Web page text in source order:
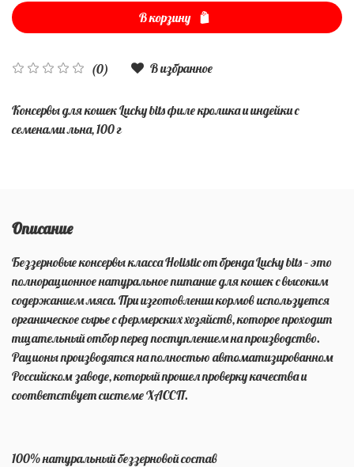
(0) В избранное
В корзину
Консервы для кошек Lucky bits филе кролика и индейки с
семенами льна, 100 г
Описание
Беззерновые консервы класса Holistic от бренда Lucky bits – это
полнорационное натуральное питание для кошек с высоким
содержанием мяса. При изготовлении кормов используется
органическое сырье с фермерских хозяйств, которое проходит
тщательный отбор перед поступлением на производство.
Рационы производятся на полностью автоматизированном
Российском заводе, который прошел проверку качества и
соответствует системе ХАССП.
100% натуральный беззерновой состав